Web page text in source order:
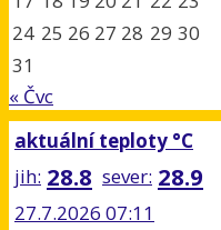
24 25 26 27 28 29 30
31
« Čvc
aktuální teploty °C
jih: 28.8 sever: 28.9
27.7.2026 07:11